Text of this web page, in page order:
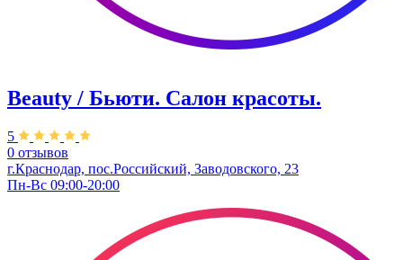
Beauty / Бьюти. Салон красоты.
5
0 отзывов
г.Краснодар, пос.Российский, Заводовского, 23
Пн-Вс 09:00-20:00